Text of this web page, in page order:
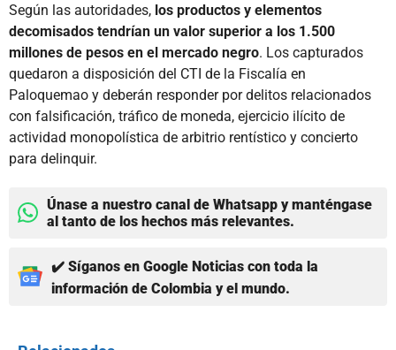
Según las autoridades, los productos y elementos
decomisados tendrían un valor superior a los 1.500
millones de pesos en el mercado negro. Los capturados
quedaron a disposición del CTI de la Fiscalía en
Paloquemao y deberán responder por delitos relacionados
con falsificación, tráfico de moneda, ejercicio ilícito de
actividad monopolística de arbitrio rentístico y concierto
para delinquir.
Únase a nuestro canal de Whatsapp y manténgase
al tanto de los hechos más relevantes.
✔️ Síganos en Google Noticias con toda la
información de Colombia y el mundo.